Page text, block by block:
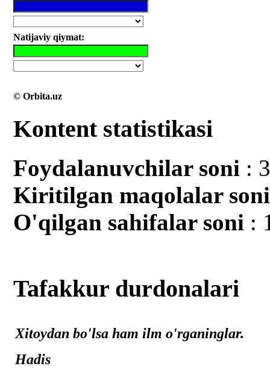
Natijaviy qiymat:
© Orbita.uz
Kontent statistikasi
Foydalanuvchilar soni :
Kiritilgan mаqolalar soni
O'qilgan sahifalar soni :
Tafakkur durdonalari
Xitoydan bo'lsa ham ilm o'rganinglar.
Hadis